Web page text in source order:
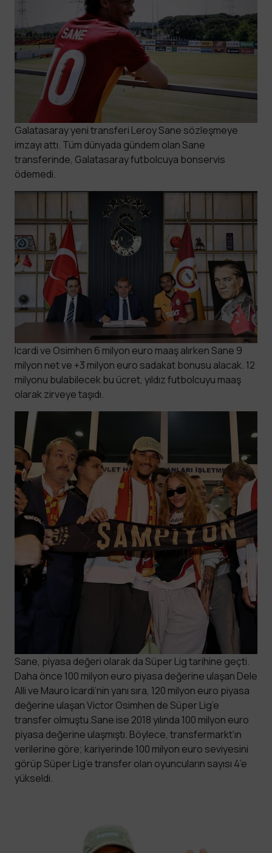
Galatasaray yeni transferi Leroy Sane sözleşmeye
imzayı attı. Tüm dünyada gündem olan Sane
transferinde, Galatasaray futbolcuya bonservis
ödemedi.
Icardi ve Osimhen 6 milyon euro maaş alırken Sane 9
milyon net ve +3 milyon euro sadakat bonusu alacak. 12
milyonu bulabilecek bu ücret, yıldız futbolcuyu maaş
olarak zirveye taşıdı.
Sane, piyasa değeri olarak da Süper Lig tarihine geçti.
Daha önce 100 milyon euro piyasa değerine ulaşan Dele
Alli ve Mauro Icardi’nin yanı sıra, 120 milyon euro piyasa
değerine ulaşan Victor Osimhen de Süper Lig’e
transfer olmuştu.Sane ise 2018 yılında 100 milyon euro
piyasa değerine ulaşmıştı. Böylece, transfermarkt’ın
verilerine göre; kariyerinde 100 milyon euro seviyesini
görüp Süper Lig’e transfer olan oyuncuların sayısı 4’e
yükseldi.